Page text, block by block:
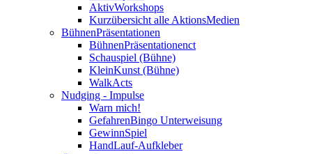
AktivWorkshops
Kurzübersicht alle AktionsMedien
BühnenPräsentationen
BühnenPräsentationenct
Schauspiel (Bühne)
KleinKunst (Bühne)
WalkActs
Nudging - Impulse
Warn mich!
GefahrenBingo Unterweisung
GewinnSpiel
HandLauf-Aufkleber